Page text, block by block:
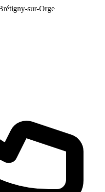
sur-Orge